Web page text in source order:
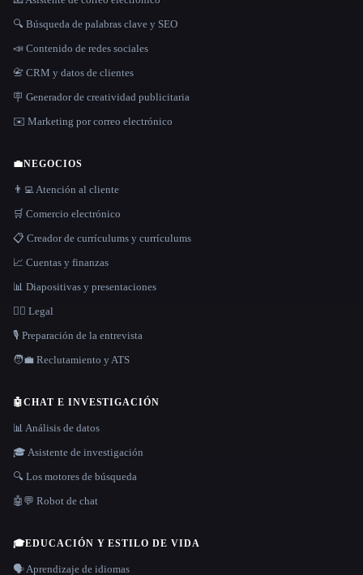
🔍 Búsqueda de palabras clave y SEO
📣 Contenido de redes sociales
📇 CRM y datos de clientes
🪧 Generador de creatividad publicitaria
✉️ Marketing por correo electrónico
💼NEGOCIOS
👨‍💻 Atención al cliente
🛒 Comercio electrónico
📋 Creador de currículums y currículums
📈 Cuentas y finanzas
📊 Diapositivas y presentaciones
👩‍⚖️ Legal
🎙️ Preparación de la entrevista
🧑‍💼 Reclutamiento y ATS
🤖CHAT E INVESTIGACIÓN
📊 Análisis de datos
🎓 Asistente de investigación
🔍 Los motores de búsqueda
🤖💬 Robot de chat
🎓EDUCACIÓN Y ESTILO DE VIDA
🗣️ Aprendizaje de idiomas